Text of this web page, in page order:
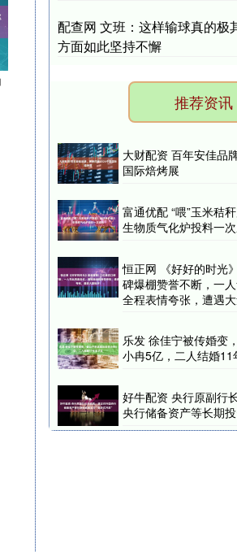
配查网 文班：这样输球真的极
方面如此坚持不懈
推荐资讯
大财配资 百年安佳品
国际焙烤展
富通优配 “喂”玉米秸
生物质气化炉投料一
恒正网 《好好的时光
碑爆棚赞誉不断，一
全程表情夸张，遭遇
乐发 徐佳宁被传婚变
小冉5亿，二人结婚11
好牛配资 央行原副行
央行储备资产等长期